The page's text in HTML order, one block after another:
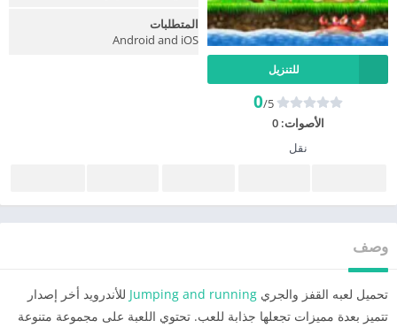
للتنزيل
0/5
الأصوات:0
نقل
المتطلبات
Android and iOS
وصف
تحميل لعبه القفز والجري Jumping and running للأندرويد أخر إصدار
تتميز بعدة مميزات تجعلها جذابة للعب. تحتوي اللعبة على مجموعة متنوعة